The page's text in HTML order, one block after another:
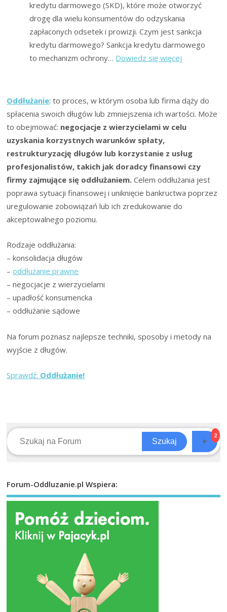
kredytu darmowego (SKD), które może otworzyć
drogę dla wielu konsumentów do odzyskania
zapłaconych odsetek i prowizji. Czym jest sankcja
kredytu darmowego? Sankcja kredytu darmowego
to mechanizm ochrony… Dowiedz się więcej
sprawie
sankcji
kredytu
(SKD)
w
Polsce:
Wyrok
Oddłużanie: to proces, w którym osoba lub firma dąży do
spłacenia swoich długów lub zmniejszenia ich wartości. Może
to obejmować: negocjacje z wierzycielami w celu
uzyskania korzystnych warunków spłaty,
restrukturyzację długów lub korzystanie z usług
profesjonalistów, takich jak doradcy finansowi czy
firmy zajmujące się oddłużaniem. Celem oddłużania jest
poprawa sytuacji finansowej i uniknięcie bankructwa poprzez
uregulowanie zobowiązań lub ich zredukowanie do
akceptowalnego poziomu.
Rodzaje oddłużania:
– konsolidacja długów
–oddłużanie prawne
– negocjacje z wierzycielami
– upadłość konsumencka
– oddłużanie sądowe
Na forum poznasz najlepsze techniki, sposoby i metody na
wyjście z długów.
Sprawdź: Oddłużanie!
Szukaj +
2
Forum-Oddluzanie.pl Wspiera: